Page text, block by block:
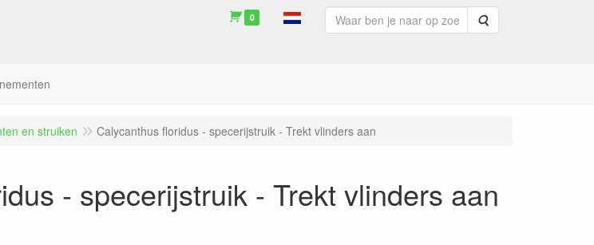
0 Zoeken
en struiken Calycanthus floridus - specerijstruik - Trekt vlinders aan
- specerijstruik - Trekt vlinders aan